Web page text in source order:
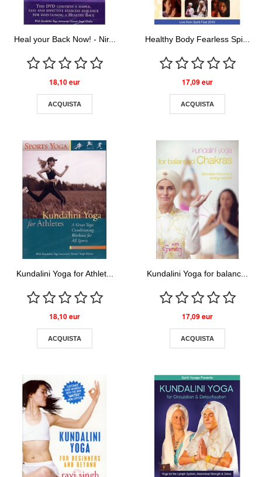
Heal your Back Now! - Nir...
18,10 eur
ACQUISTA
Healthy Body Fearless Spi...
17,09 eur
ACQUISTA
Kundalini Yoga for Athlet...
18,10 eur
ACQUISTA
Kundalini Yoga for balanc...
17,09 eur
ACQUISTA